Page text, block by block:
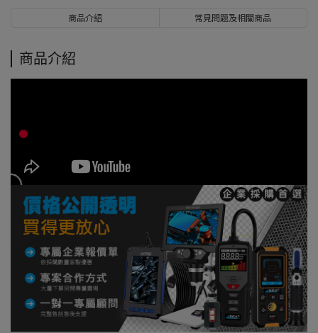
商品介紹 常見問題及相關商品
商品介紹